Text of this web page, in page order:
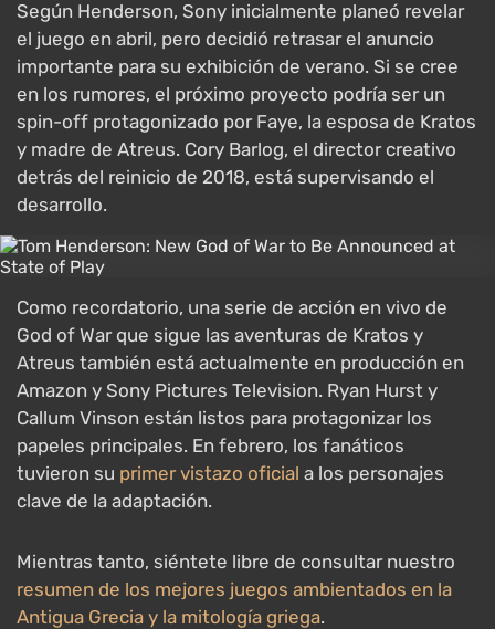
Según Henderson, Sony inicialmente planeó revelar
el juego en abril, pero decidió retrasar el anuncio
importante para su exhibición de verano. Si se cree
en los rumores, el próximo proyecto podría ser un
spin-off protagonizado por Faye, la esposa de Kratos
y madre de Atreus. Cory Barlog, el director creativo
detrás del reinicio de 2018, está supervisando el
desarrollo.
Como recordatorio, una serie de acción en vivo de
God of War que sigue las aventuras de Kratos y
Atreus también está actualmente en producción en
Amazon y Sony Pictures Television. Ryan Hurst y
Callum Vinson están listos para protagonizar los
papeles principales. En febrero, los fanáticos
tuvieron su primer vistazo oficial a los personajes
clave de la adaptación.
Mientras tanto, siéntete libre de consultar nuestro
resumen de los mejores juegos ambientados en la
Antigua Grecia y la mitología griega.